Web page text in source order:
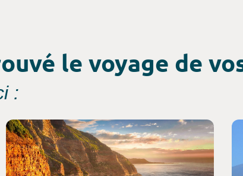
le voyage de
:
Consultez l'offre de voyage